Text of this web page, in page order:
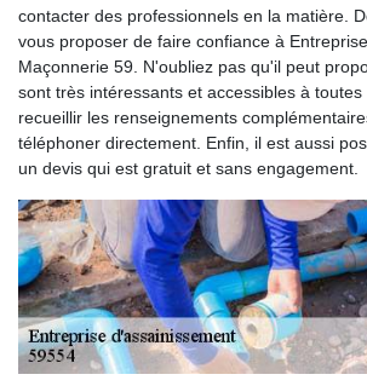
contacter des professionnels en la matière.
vous proposer de faire confiance à
Maçonnerie 59. N'oubliez pas qu'il peut
sont très intéressants et accessibles à
recueillir les renseignements
téléphoner directement. Enfin, il est aussi
un devis qui est gratuit et sans engagement.